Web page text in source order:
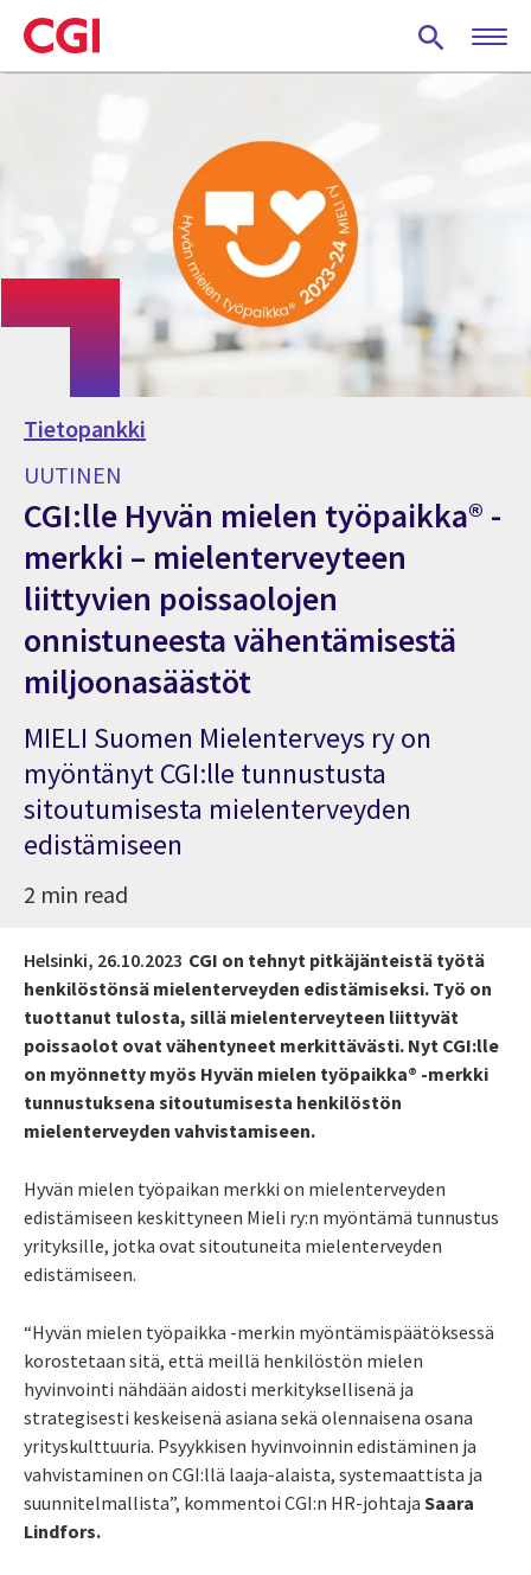
Skip
to
main
Tietopankki
UUTINEN
CGI:lle Hyvän mielen työpaikka® -
merkki – mielenterveyteen
liittyvien poissaolojen
onnistuneesta vähentämisestä
miljoonasäästöt
MIELI Suomen Mielenterveys ry on
myöntänyt CGI:lle tunnustusta
sitoutumisesta mielenterveyden
edistämiseen
2 min read
Helsinki, 26.10.2023 CGI on tehnyt pitkäjänteistä työtä
henkilöstönsä mielenterveyden edistämiseksi. Työ on
tuottanut tulosta, sillä mielenterveyteen liittyvät
poissaolot ovat vähentyneet merkittävästi. Nyt CGI:lle
on myönnetty myös Hyvän mielen työpaikka® -merkki
tunnustuksena sitoutumisesta henkilöstön
mielenterveyden vahvistamiseen.
Hyvän mielen työpaikan merkki on mielenterveyden
edistämiseen keskittyneen Mieli ry:n myöntämä tunnustus
yrityksille, jotka ovat sitoutuneita mielenterveyden
edistämiseen.
“Hyvän mielen työpaikka -merkin myöntämispäätöksessä
korostetaan sitä, että meillä henkilöstön mielen
hyvinvointi nähdään aidosti merkityksellisenä ja
strategisesti keskeisenä asiana sekä olennaisena osana
yrityskulttuuria. Psyykkisen hyvinvoinnin edistäminen ja
vahvistaminen on CGI:llä laaja-alaista, systemaattista ja
suunnitelmallista”, kommentoi CGI:n HR-johtaja Saara
Lindfors.